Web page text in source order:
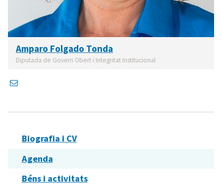
Amparo Folgado Tonda
Diputada de Govern Obert i Integritat Institucional
Biografia i CV
Agenda
Béns i activitats